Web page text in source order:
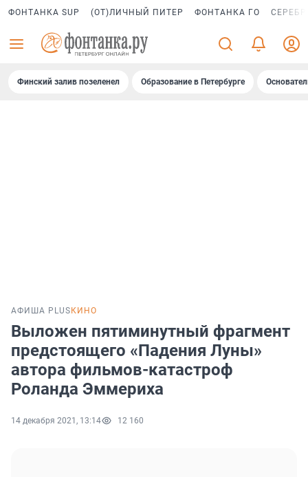
ФОНТАНКА SUP (ОТ)ЛИЧНЫЙ ПИТЕР ФОНТАНКА ГО
Финский залив позеленел Образование в Петербурге
АФИША PLUS КИНО
Выложен пятиминутный фрагмент
предстоящего «Падения Луны»
автора фильмов-катастроф
Роланда Эммериха
14 декабря 2021, 13:14 12 160